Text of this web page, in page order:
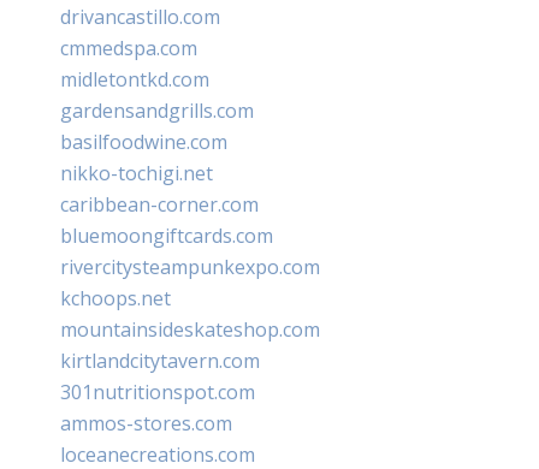
drivancastillo.com
cmmedspa.com
midletontkd.com
gardensandgrills.com
basilfoodwine.com
nikko-tochigi.net
caribbean-corner.com
bluemoongiftcards.com
rivercitysteampunkexpo.com
kchoops.net
mountainsideskateshop.com
kirtlandcitytavern.com
301nutritionspot.com
ammos-stores.com
loceanecreations.com